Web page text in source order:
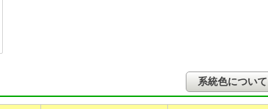
系統色について